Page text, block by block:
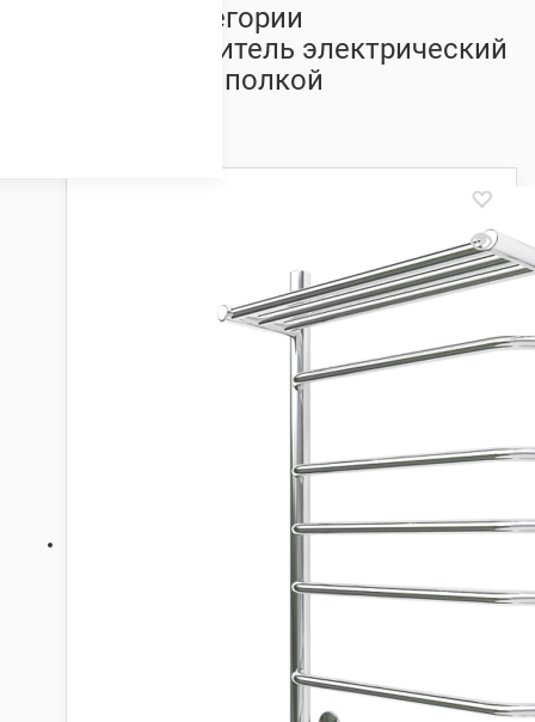
Товары из категории
Полотенцесушитель электрический
А-35 с верхней полкой